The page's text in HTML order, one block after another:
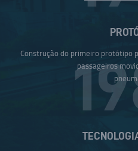
Construção do primeiro protótipo
passageiros